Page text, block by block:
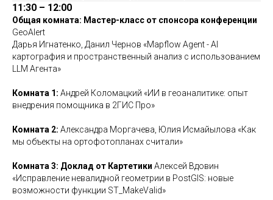
11:30 – 12:00
Общая комната: Мастер-класс от спонсора конференции
GeoAlert
Дарья Игнатенко, Данил Чернов «Mapflow Agent - AI
картография и пространственный анализ с использованием
LLM Агента»
Комната 1: Андрей Коломацкий «ИИ в геоаналитике: опыт
внедрения помощника в 2ГИС Про»
Комната 2: Александра Моргачева, Юлия Исмайылова «Как
мы объекты на ортофотопланах считали»
Комната 3: Доклад от Картетики Алексей Вдовин
«Исправление невалидной геометрии в PostGIS: новые
возможности функции ST_MakeValid»